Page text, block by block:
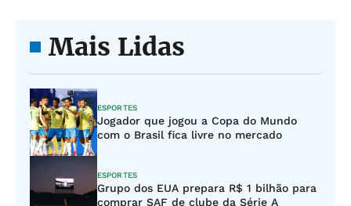
Mais Lidas
ESPORTES
Jogador que jogou a Copa do Mundo
com o Brasil fica livre no mercado
ESPORTES
Grupo dos EUA prepara R$ 1 bilhão para
comprar SAF de clube da Série A